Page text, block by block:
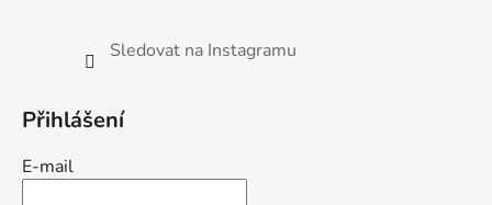
Sledovat na Instagramu
Přihlášení
E-mail